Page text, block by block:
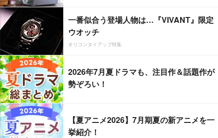
一番似合う登場人物は…『VIVANT』限定
ウオッチ
オリコンタイアップ特集
2026年7月夏ドラマも、注目作＆話題作が
勢ぞろい！
【夏アニメ2026】7月期夏の新アニメを一
挙紹介！